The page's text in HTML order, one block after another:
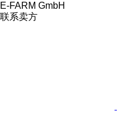
E-FARM GmbH
联系卖方